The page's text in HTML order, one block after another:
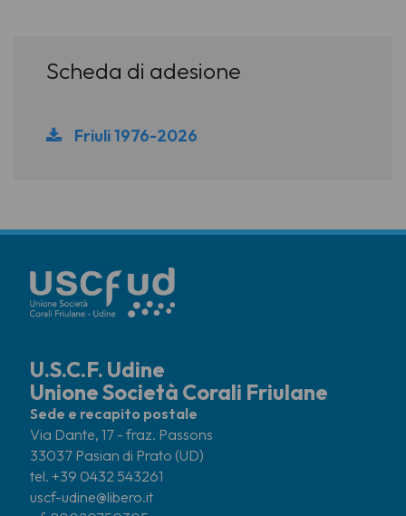
Scheda di adesione
Friuli 1976-2026
U.S.C.F. Udine
Unione Società Corali Friulane
Sede e recapito postale
Via Dante, 17 - fraz. Passons
33037 Pasian di Prato (UD)
tel. +39 0432 543261
uscf-udine@libero.it